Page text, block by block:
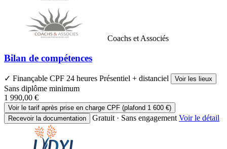
Coachs et Associés
Bilan de compétences
✓ Finançable CPF 24 heures Présentiel + distanciel Voir les lieux
Sans diplôme minimum
1 990,00 €
Voir le tarif après prise en charge CPF (plafond 1 600 €)
Recevoir la documentation
Gratuit · Sans engagement Voir le détail